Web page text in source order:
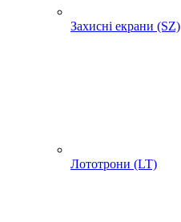
Захисні екрани (SZ)
Лототрони (LT)